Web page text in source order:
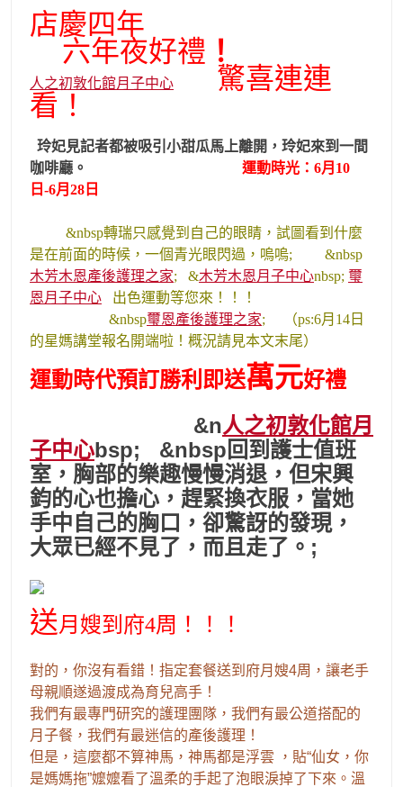
店慶四年
六年夜好禮 ！
人之初敦化館月子中心
驚喜連連
看！
玲妃見記者都被吸引小甜瓜馬上離開，玲妃來到一間
咖啡廳。 運動時光：6月10
日-6月28日
&nbsp轉瑞只感覺到自己的眼睛，試圖看到什麼
是在前面的時候，一個青光眼閃過，嗚嗚; &nbsp
木芳木恩產後護理之家; &木芳木恩月子中心nbsp; 璽
恩月子中心
出色運動等您來！！！
&nbsp璽恩產後護理之家;
（ps:6月14日
的星媽講堂報名開端啦！概況請見本文末尾）
運動時代預訂勝利即送萬元好禮
&n人之初敦化館月
子中心bsp; &nbsp回到護士值班
室，胸部的樂趣慢慢消退，但宋興
鈞的心也擔心，趕緊換衣服，當她
手中自己的胸口，卻驚訝的發現，
大眾已經不見了，而且走了。;
送月嫂到府4周！！！
對的，你沒有看錯！指定套餐送到府月嫂4周，讓老手
母親順遂過渡成為育兒高手！
我們有最專門研究的護理團隊，我們有最公道搭配的
月子餐，我們有最迷信的產後護理！
但是， 這麼都不算神馬， 神馬都是浮雲 ，貼“仙女，你
是媽媽拖”嬤嬤看了溫柔的手起了泡眼淚掉了下來。溫